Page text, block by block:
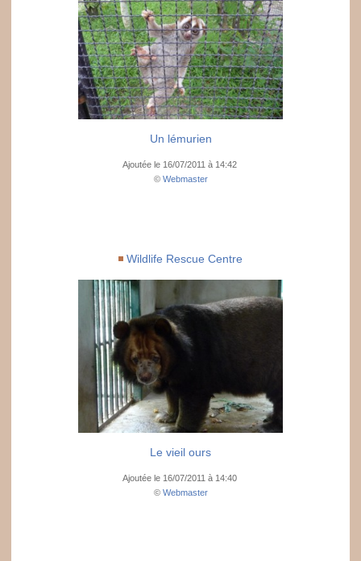
Un lémurien
Ajoutée le 16/07/2011 à 14:42
© Webmaster
Wildlife Rescue Centre
Le vieil ours
Ajoutée le 16/07/2011 à 14:40
© Webmaster